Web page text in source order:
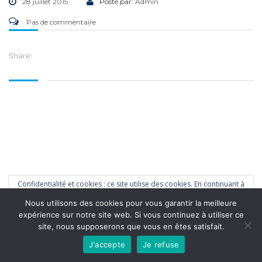
Pas de commentaire
Share:
FPEC - Copyright © 2023 -Mentions légales
Confidentialité et cookies : ce site utilise des cookies. En continuant à
Pour en savoir plus, y compris sur la façon de contrôler les cookies,
reportez-vous à ce qui suit : Politique relative aux cookies
Nous utilisons des cookies pour vous garantir la meilleure
expérience sur notre site web. Si vous continuez à utiliser ce
site, nous supposerons que vous en êtes satisfait.
J'accepte
Je refuse